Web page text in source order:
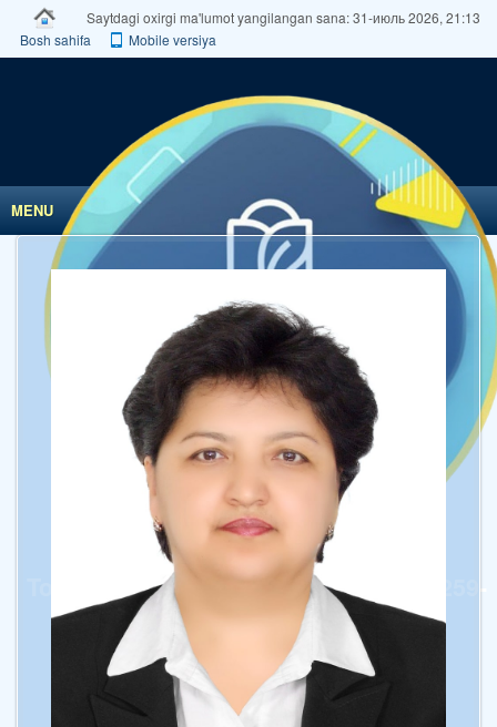
Saytdagi oxirgi ma'lumot yangilangan sana: 31-июль 2026, 21:13
Bosh sahifa
Mobile versiya
Toshkent shaxar Yunusobod tumani 259-
sonli umumta’lim maktabi
MENU